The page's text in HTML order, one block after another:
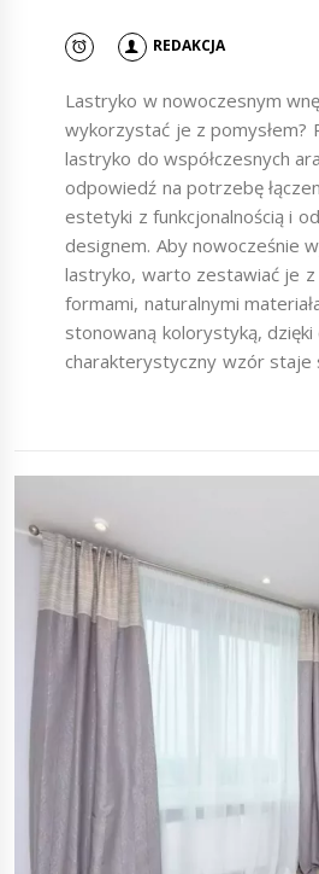
REDAKCJA
Lastryko w nowoczesnym
wykorzystać je z pomysłem?
lastryko do współczesnych
odpowiedź na potrzebę
estetyki z funkcjonalnością i
designem. Aby nowocześnie
lastryko, warto zestawiać je z
formami, naturalnymi
stonowaną kolorystyką, dzięki
charakterystyczny wzór staje